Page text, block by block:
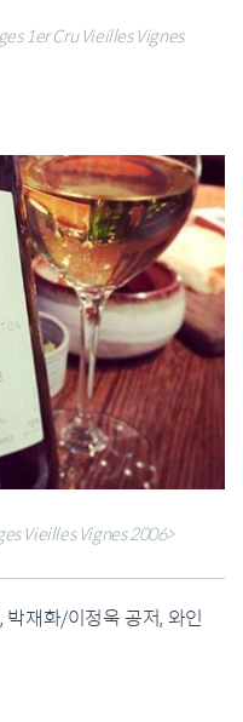
1er Cru Vieilles Vignes
Vieilles Vignes 2006>
박재화/이정욱 공저, 와인